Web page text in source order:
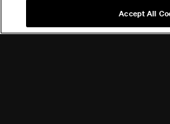
Accept All